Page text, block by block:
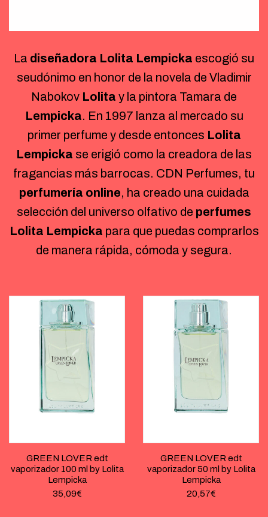
La diseñadora Lolita Lempicka escogió su
seudónimo en honor de la novela de Vladimir
Nabokov Lolita y la pintora Tamara de
Lempicka. En 1997 lanza al mercado su
primer perfume y desde entonces Lolita
Lempicka se erigió como la creadora de las
fragancias más barrocas. CDN Perfumes, tu
perfumería online, ha creado una cuidada
selección del universo olfativo de perfumes
Lolita Lempicka para que puedas comprarlos
de manera rápida, cómoda y segura.
GREEN LOVER edt
vaporizador 100 ml by Lolita
Lempicka
35,09€
GREEN LOVER edt
vaporizador 50 ml by Lolita
Lempicka
20,57€